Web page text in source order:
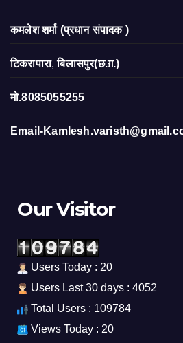
कमलेश शर्मा (प्रधान संपादक )
टिकरापारा,बिलासपुर(छ.ग़.)
मो.8085055255
Email-
Our Visitor
Users Today : 20
Users Last 30 days : 4052
Total Users : 109784
Views Today : 20